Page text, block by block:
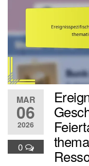
MAR
06
2026
0